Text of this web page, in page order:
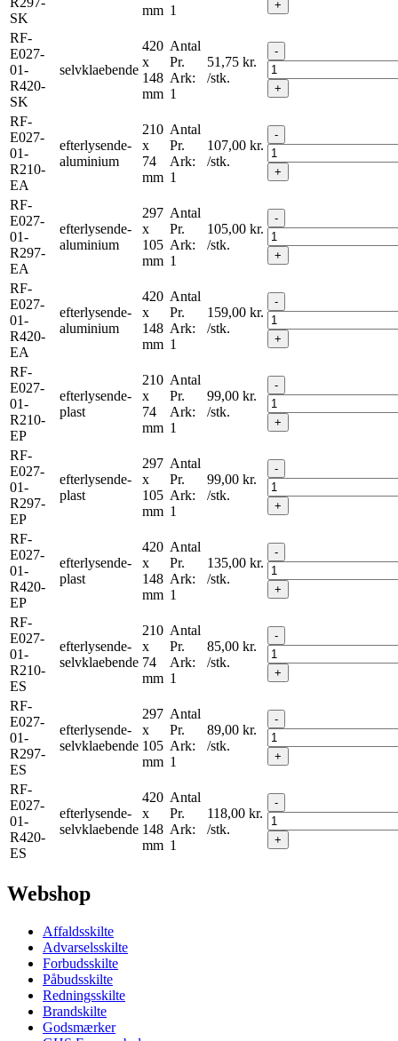
SK
mm 1
+
RF-
E027-
01-
R420-
SK
selvklaebende
420
x
148
mm
Antal
Pr.
Ark:
1
51,75 kr.
/stk.
-
+
RF-
E027-
01-
R210-
EA
efterlysende-
aluminium
210
x
74
mm
Antal
Pr.
Ark:
1
107,00 kr.
/stk.
-
+
RF-
E027-
01-
R297-
EA
efterlysende-
aluminium
297
x
105
mm
Antal
Pr.
Ark:
1
105,00 kr.
/stk.
-
+
RF-
E027-
01-
R420-
EA
efterlysende-
aluminium
420
x
148
mm
Antal
Pr.
Ark:
1
159,00 kr.
/stk.
-
+
RF-
E027-
01-
R210-
EP
efterlysende-
plast
210
x
74
mm
Antal
Pr.
Ark:
1
99,00 kr.
/stk.
-
+
RF-
E027-
01-
R297-
EP
efterlysende-
plast
297
x
105
mm
Antal
Pr.
Ark:
1
99,00 kr.
/stk.
-
+
RF-
E027-
01-
R420-
EP
efterlysende-
plast
420
x
148
mm
Antal
Pr.
Ark:
1
135,00 kr.
/stk.
-
+
RF-
E027-
01-
R210-
ES
efterlysende-
selvklaebende
210
x
74
mm
Antal
Pr.
Ark:
1
85,00 kr.
/stk.
-
+
RF-
E027-
01-
R297-
ES
efterlysende-
selvklaebende
297
x
105
mm
Antal
Pr.
Ark:
1
89,00 kr.
/stk.
-
+
RF-
E027-
01-
R420-
ES
efterlysende-
selvklaebende
420
x
148
mm
Antal
Pr.
Ark:
1
118,00 kr.
/stk.
-
+
Webshop
Affaldsskilte
Advarselsskilte
Forbudsskilte
Påbudsskilte
Redningsskilte
Brandskilte
Godsmærker